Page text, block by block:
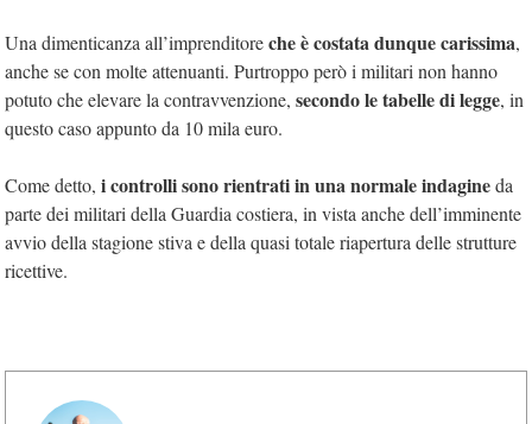
Una dimenticanza all’imprenditoreche è costata dunque carissima,
anche se con molte attenuanti. Purtroppo però i militari non hanno
potuto che elevare la contravvenzione, secondo le tabelle di legge, in
questo caso appunto da 10 mila euro.
Come detto, i controlli sono rientrati in una normale indagineda
parte dei militari della Guardia costiera, in vista anche dell’imminente
avvio della stagione stiva e della quasi totale riapertura delle strutture
ricettive.